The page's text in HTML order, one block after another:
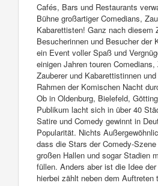
Cafés, Bars und Restaurants
Bühne großartiger Comedians,
Kabarettisten! Ganz nach diesem
Besucherinnen und Besucher der
ein Event voller Spaß und
einigen Jahren touren Comedians,
Zauberer und Kabarettistinnen
Rahmen der Komischen Nacht
Ob in Oldenburg, Bielefeld,
Publikum lacht sich in über 40
Satire und Comedy gewinnt in
Popularität. Nichts
dass die Stars der Comedy-
großen Hallen und sogar Stadien
füllen. Anders aber ist die Idee
hierbei zählt neben dem Auftreten